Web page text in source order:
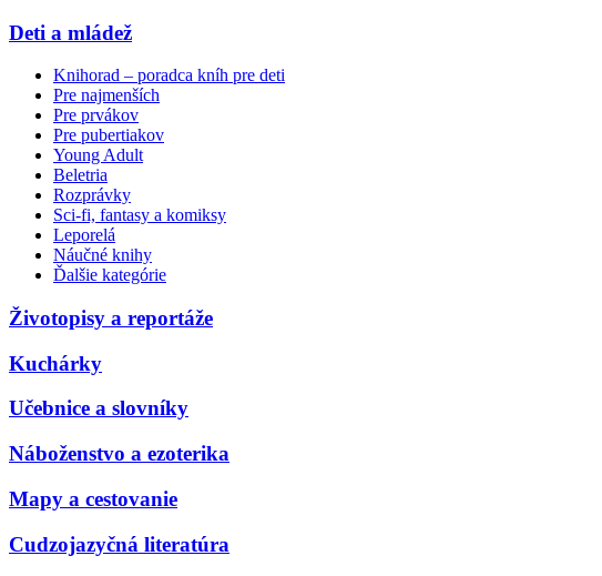
Deti a mládež
Knihorad – poradca kníh pre deti
Pre najmenších
Pre prvákov
Pre pubertiakov
Young Adult
Beletria
Rozprávky
Sci-fi, fantasy a komiksy
Leporelá
Náučné knihy
Ďalšie kategórie
Životopisy a reportáže
Kuchárky
Učebnice a slovníky
Náboženstvo a ezoterika
Mapy a cestovanie
Cudzojazyčná literatúra